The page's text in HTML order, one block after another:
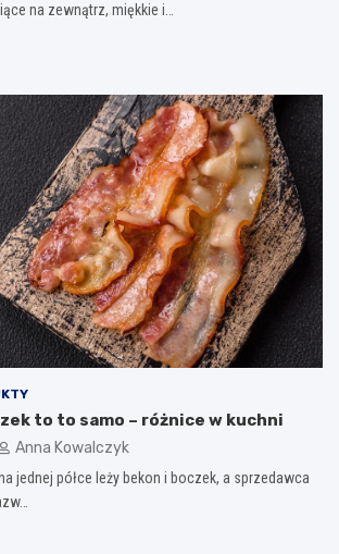
na zewnątrz, miękkie i…
to to samo – różnice w kuchni
Anna Kowalczyk
jednej półce leży bekon i boczek, a sprzedawca